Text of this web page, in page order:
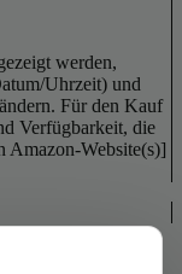
werden,
Uhrzeit) und
Für den Kauf
Verfügbarkeit, die
Amazon-Website(s)]